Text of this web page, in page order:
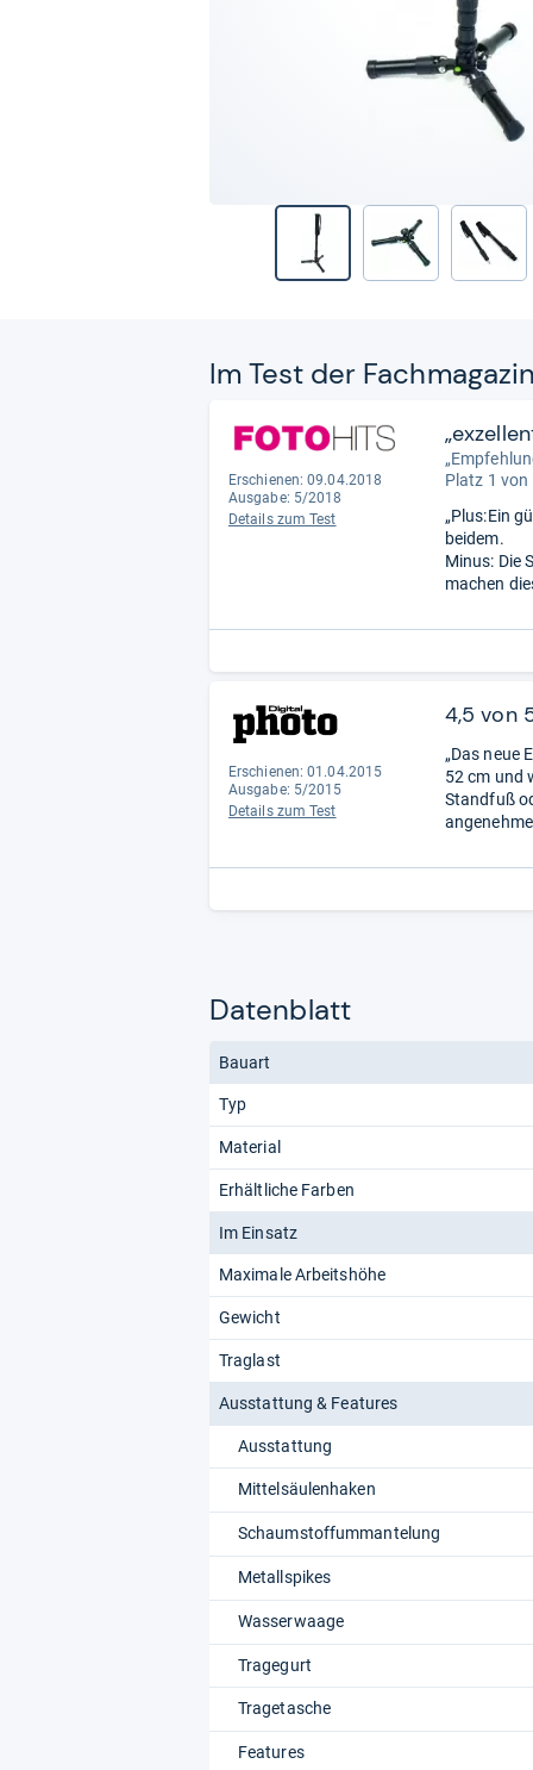
Im Test der
Erschienen: 09.04.2018
Ausgabe: 5/2018
Details zum Test
Platz 1 von
„Plus:Ein
beidem.
Minus: Die
machen
Erschienen: 01.04.2015
Ausgabe: 5/2015
Details zum Test
4,5 von
„Das neue
52 cm und
Standfuß
Datenblatt
Bauart
Typ
Material
Erhältliche Farben
Im Einsatz
Maximale Arbeitshöhe
Gewicht
Traglast
Ausstattung & Features
Ausstattung
Mittelsäulenhaken
Schaumstoffummantelung
Metallspikes
Wasserwaage
Tragegurt
Tragetasche
Features